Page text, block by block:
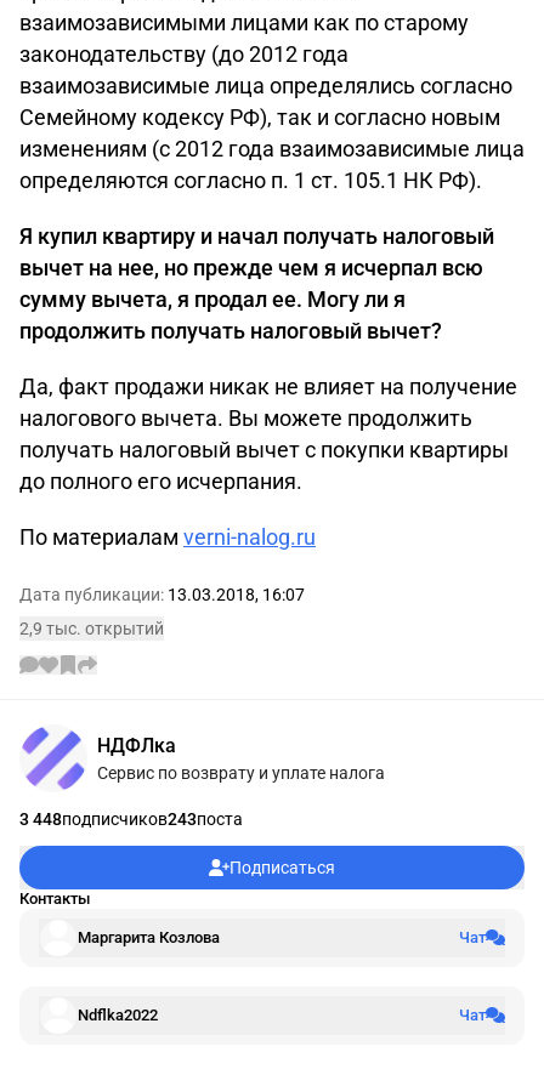
взаимозависимыми лицами как по старому
законодательству (до 2012 года
взаимозависимые лица определялись согласно
Семейному кодексу РФ), так и согласно новым
изменениям (с 2012 года взаимозависимые лица
определяются согласно п. 1 ст. 105.1 НК РФ).
Я купил квартиру и начал получать налоговый
вычет на нее, но прежде чем я исчерпал всю
сумму вычета, я продал ее. Могу ли я
продолжить получать налоговый вычет?
Да, факт продажи никак не влияет на получение
налогового вычета. Вы можете продолжить
получать налоговый вычет с покупки квартиры
до полного его исчерпания.
По материалам verni-nalog.ru
Дата публикации: 13.03.2018, 16:07
2,9 тыс. открытий
Информации об авторе
НДФЛка
Сервис по возврату и уплате налога
3 448подписчиков243поста
Подписаться
Контакты
Маргарита Козлова Чат
Ndflka2022 Чат